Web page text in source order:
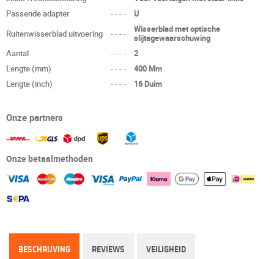
Passende adapter
----
U
Ruitenwisserblad uitvoering
----
Wisserblad met optische
slijtagewaarschuwing
Aantal
----
2
Lengte (mm)
----
400 Mm
Lengte (inch)
---- 16 Duim
Onze partners
Onze betaalmethoden
BESCHRIJVING REVIEWS VEILIGHEID